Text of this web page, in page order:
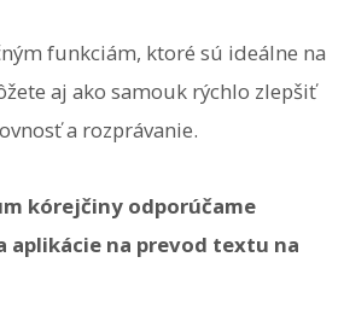
funkciám, ktoré sú ideálne na
aj ako samouk rýchlo zlepšiť
a rozprávanie.
kórejčiny odporúčame
aplikácie na prevod textu na